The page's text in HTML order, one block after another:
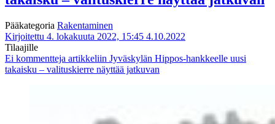
Pääkategoria Rakentaminen
Kirjoitettu 4. lokakuuta 2022, 15:45 4.10.2022
Tilaajille
Ei kommentteja artikkeliin Jyväskylän Hippos-hankkeelle uusi
takaisku – valituskierre näyttää jatkuvan